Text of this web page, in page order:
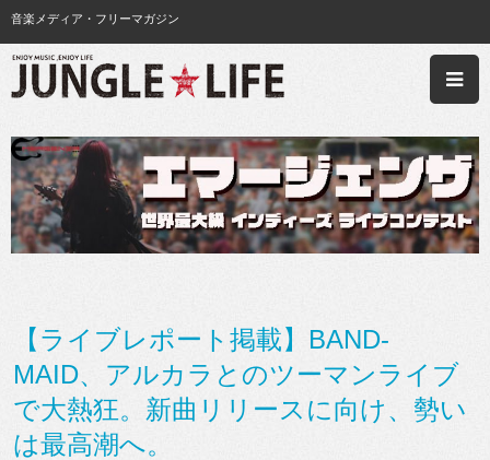
音楽メディア・フリーマガジン
【ライブレポート掲載】BAND-
MAID、アルカラとのツーマンライブ
で大熱狂。新曲リリースに向け、勢い
は最高潮へ。